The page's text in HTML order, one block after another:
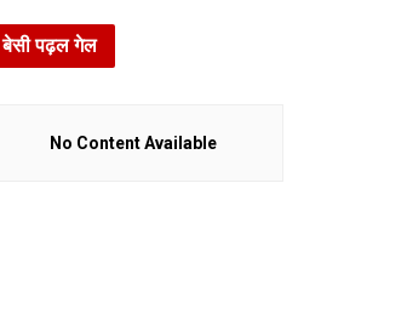
बेसी पढ़ल गेल
No Content Available